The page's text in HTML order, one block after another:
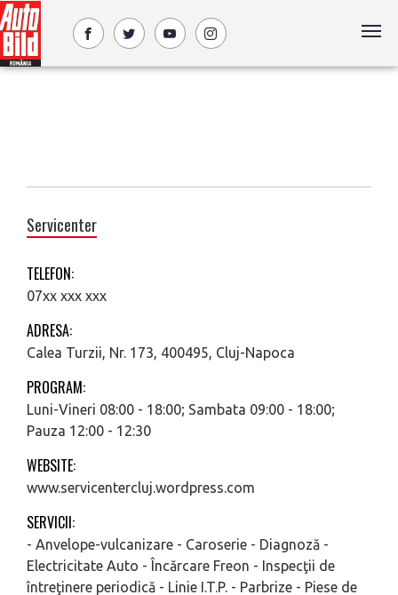
Servicenter
TELEFON:
07xx xxx xxx
ADRESA:
Calea Turzii, Nr. 173, 400495, Cluj-Napoca
PROGRAM:
Luni-Vineri 08:00 - 18:00; Sambata 09:00 - 18:00;
Pauza 12:00 - 12:30
WEBSITE:
www.servicentercluj.wordpress.com
SERVICII:
- Anvelope-vulcanizare - Caroserie - Diagnoză -
Electricitate Auto - Încărcare Freon - Inspecţii de
întreţinere periodică - Linie I.T.P. - Parbrize - Piese de